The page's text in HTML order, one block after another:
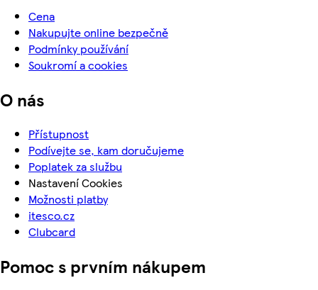
Cena
Nakupujte online bezpečně
Podmínky používání
Soukromí a cookies
O nás
Přístupnost
Podívejte se, kam doručujeme
Poplatek za službu
Nastavení Cookies
Možnosti platby
itesco.cz
Clubcard
Pomoc s prvním nákupem